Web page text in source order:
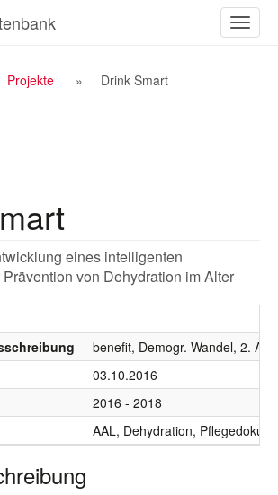
ein-/
Projekte Drink Smart
eines intelligenten
von Dehydration im Alter
benefit, Demogr. Wandel, 2.
03.10.2016
2016 - 2018
AAL, Dehydration,